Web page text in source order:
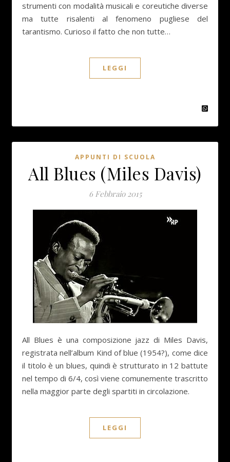
strumenti con modalità musicali e coreutiche diverse
ma tutte risalenti al fenomeno pugliese del
tarantismo. Curioso il fatto che non tutte…
LEGGI
APPUNTI DI SCUOLA
All Blues (Miles Davis)
6 Febbraio 2015
All Blues è una composizione jazz di Miles Davis,
registrata nell’album Kind of blue (1954?), come dice
il titolo è un blues, quindi è strutturato in 12 battute
nel tempo di 6/4, così viene comunemente trascritto
nella maggior parte degli spartiti in circolazione.
LEGGI